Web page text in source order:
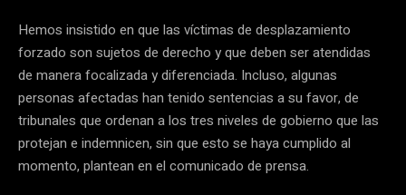
Hemos insistido en que las víctimas de desplazamiento
forzado son sujetos de derecho y que deben ser atendidas
de manera focalizada y diferenciada. Incluso, algunas
personas afectadas han tenido sentencias a su favor, de
tribunales que ordenan a los tres niveles de gobierno que las
protejan e indemnicen, sin que esto se haya cumplido al
momento, plantean en el comunicado de prensa.